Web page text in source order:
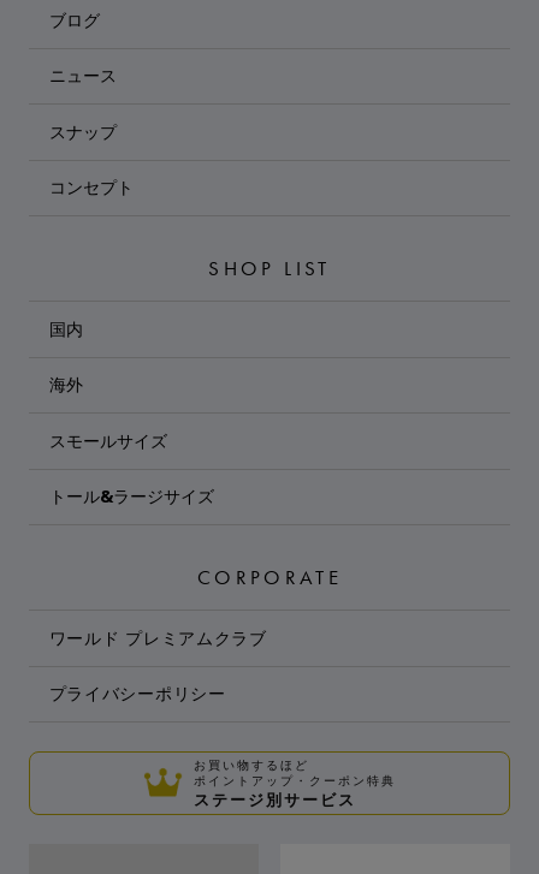
ブログ
ニュース
スナップ
コンセプト
SHOP LIST
国内
海外
スモールサイズ
トール&ラージサイズ
CORPORATE
ワールド プレミアムクラブ
プライバシーポリシー
お買い物するほど
ポイントアップ・クーポン特典
ステージ別サービス